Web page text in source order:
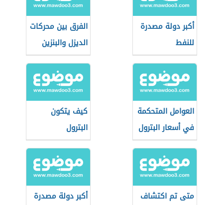
أكبر دولة مصدرة
للنفط
الفرق بين محركات
الديزل والبنزين
العوامل المتحكمة
في أسعار البترول
كيف يتكون
البترول
متى تم اكتشاف
أكبر دولة مصدرة